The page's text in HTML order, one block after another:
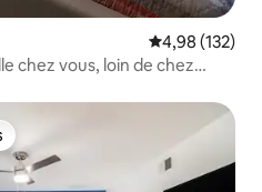
Évaluation
4,98 (132)
chez vous, loin de chez
plus appréciés